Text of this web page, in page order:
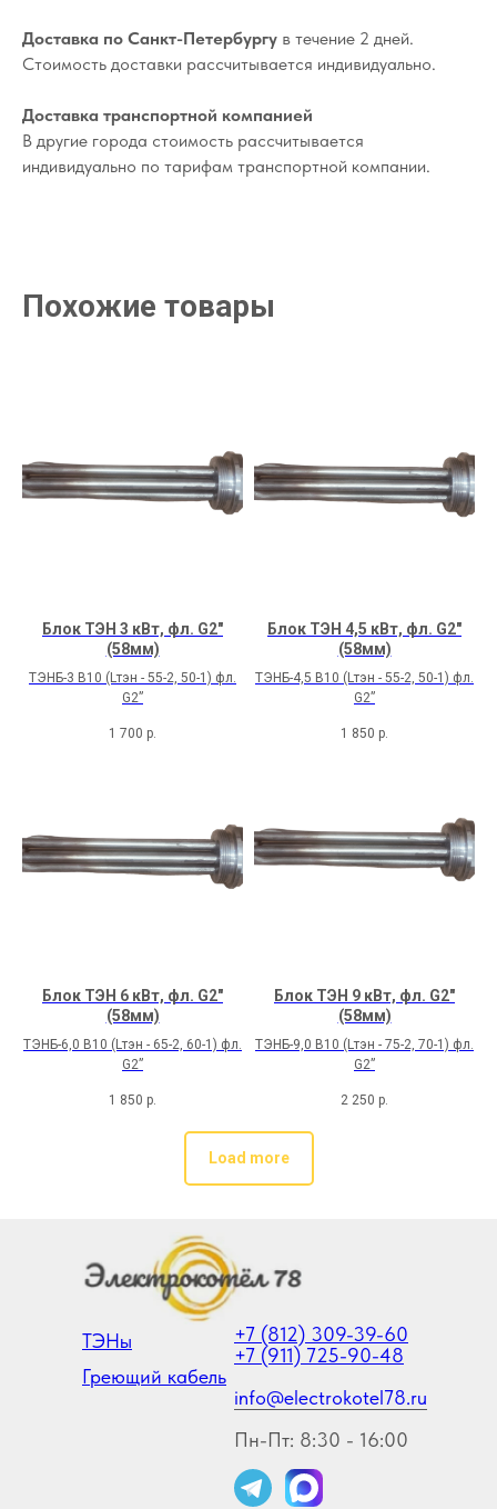
Доставка по Санкт-Петербургу в течение 2 дней.
Стоимость доставки рассчитывается индивидуально.
Доставка транспортной компанией
В другие города стоимость рассчитывается
индивидуально по тарифам транспортной компании.
Похожие товары
Блок ТЭН 3 кВт, фл. G2"
(58мм)
ТЭНБ-3 В10 (Lтэн - 55-2, 50-1) фл.
G2”
1 700 р.
Блок ТЭН 4,5 кВт, фл. G2"
(58мм)
ТЭНБ-4,5 В10 (Lтэн - 55-2, 50-1) фл.
G2”
1 850 р.
Блок ТЭН 6 кВт, фл. G2"
(58мм)
ТЭНБ-6,0 В10 (Lтэн - 65-2, 60-1) фл.
G2”
1 850 р.
Блок ТЭН 9 кВт, фл. G2"
(58мм)
ТЭНБ-9,0 В10 (Lтэн - 75-2, 70-1) фл.
G2”
2 250 р.
Load more
ТЭНы
Греющий кабель
+7 (812) 309-39-60
+7 (911) 725-90-48
info@electrokotel78.ru
Пн-Пт: 8:30 - 16:00